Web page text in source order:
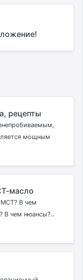
рецепты
мощным
масло
МСТ? В чем
В чем нюансы?..